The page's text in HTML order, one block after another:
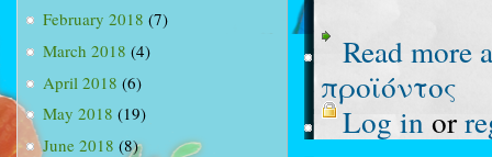
February 2018 (7)
March 2018 (4)
April 2018 (6)
May 2018 (19)
June 2018 (8)
Read more
προϊόντος
Log in or